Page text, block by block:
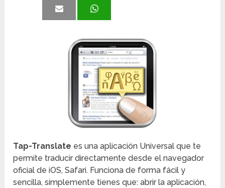
Tap-Translate es una aplicación Universal que te
permite traducir directamente desde el navegador
oficial de iOS, Safari. Funciona de forma fácil y
sencilla, simplemente tienes que: abrir la aplicación,